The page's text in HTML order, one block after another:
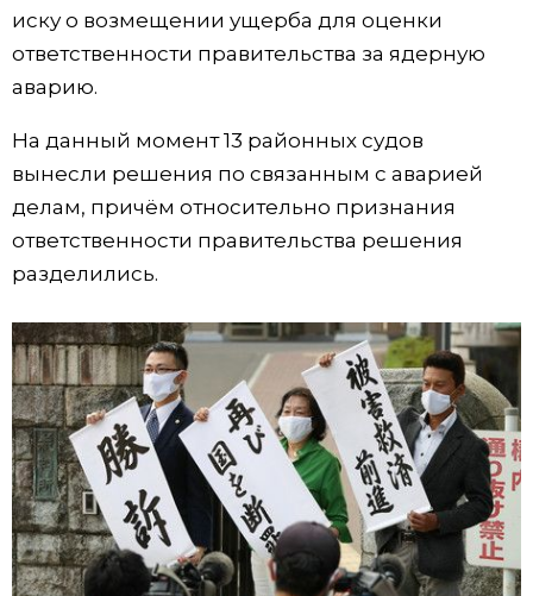
иску о возмещении ущерба для оценки
ответственности правительства за ядерную
аварию.
На данный момент 13 районных судов
вынесли решения по связанным с аварией
делам, причём относительно признания
ответственности правительства решения
разделились.